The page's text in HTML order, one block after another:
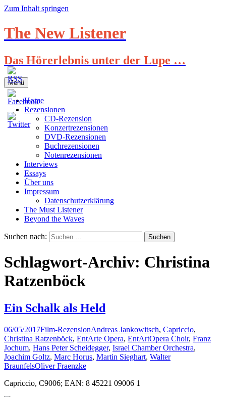
Zum Inhalt springen
The New Listener
Das Hörerlebnis unter der Lupe …
Menü
Home
Rezensionen
CD-Rezension
Konzertrezensionen
DVD-Rezensionen
Buchrezensionen
Notenrezensionen
Interviews
Essays
Über uns
Impressum
Datenschutzerklärung
The Must Listener
Beyond the Waves
Suchen nach:
Schlagwort-Archiv: Christina
Ratzenböck
Ein Schalk als Held
06/05/2017Film-RezensionAndreas Jankowitsch, Capriccio,
Christina Ratzenböck, EntArte Opera, EntArtOpera Choir, Franz
Jochum, Hans Peter Scheidegger, Israel Chamber Orchestra,
Joachim Goltz, Marc Horus, Martin Sieghart, Walter
BraunfelsOliver Fraenzke
Capriccio, C9006; EAN: 8 45221 09006 1